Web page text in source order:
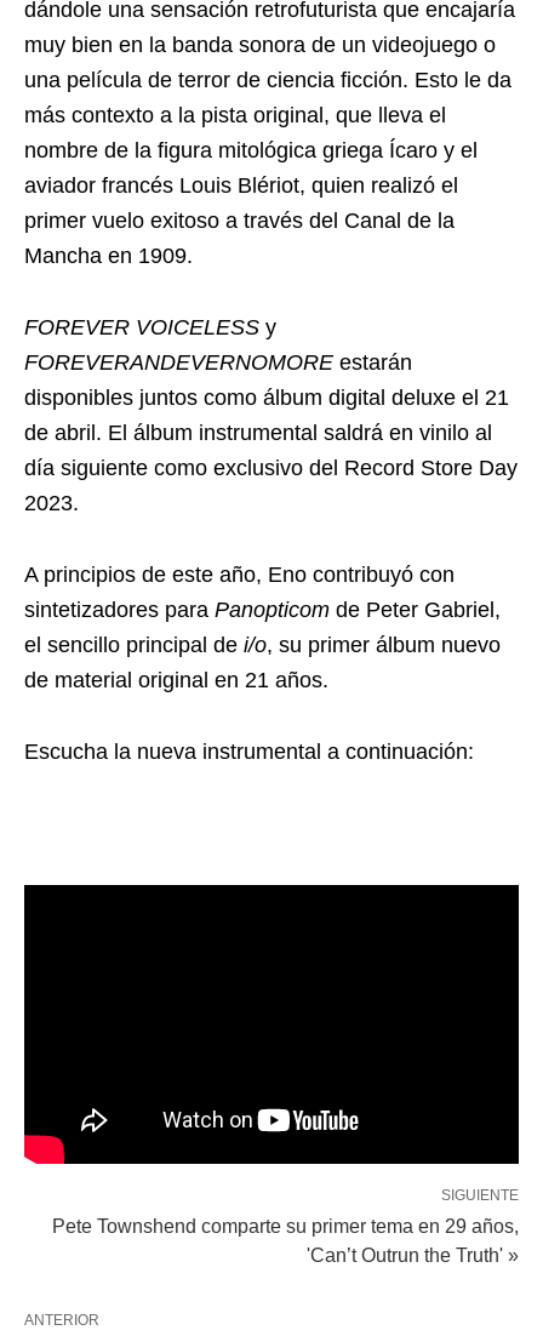
dándole una sensación retrofuturista que encajaría
muy bien en la banda sonora de un videojuego o
una película de terror de ciencia ficción. Esto le da
más contexto a la pista original, que lleva el
nombre de la figura mitológica griega Ícaro y el
aviador francés Louis Blériot, quien realizó el
primer vuelo exitoso a través del Canal de la
Mancha en 1909.
FOREVER VOICELESS y
FOREVERANDEVERNOMORE estarán
disponibles juntos como álbum digital deluxe el 21
de abril. El álbum instrumental saldrá en vinilo al
día siguiente como exclusivo del Record Store Day
2023.
A principios de este año, Eno contribuyó con
sintetizadores para Panopticom de Peter Gabriel,
el sencillo principal de i/o, su primer álbum nuevo
de material original en 21 años.
Escucha la nueva instrumental a continuación:
SIGUIENTE
Pete Townshend comparte su primer tema en 29 años,
'Can’t Outrun the Truth' »
ANTERIOR